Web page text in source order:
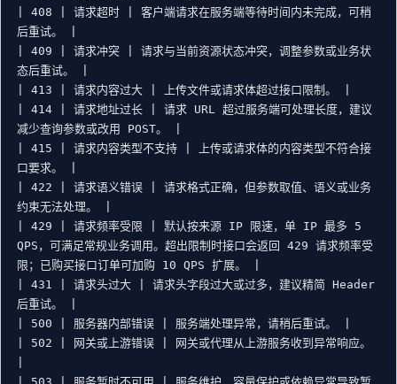
| 408 | 请求超时 | 客户端请求在服务端等待时间内未完成，可稍
后重试。 |
| 409 | 请求冲突 | 请求与当前资源状态冲突，调整参数或业务状
态后重试。 |
| 413 | 请求内容过大 | 上传文件或请求体超过接口限制。 |
| 414 | 请求地址过长 | 请求 URL 超过服务端可处理长度，建议
减少查询参数或改用 POST。 |
| 415 | 请求内容类型不支持 | 上传或请求体的内容类型不符合接
口要求。 |
| 422 | 请求语义错误 | 请求格式正确，但参数取值、语义或业务
约束无法处理。 |
| 429 | 请求频率受限 | 默认按来源 IP 限速，单 IP 最多 5
QPS，可满足常规业务调用。超出限制时接口会返回 429 请求频率受
限；已购买接口订单可加购 10 QPS 扩展。 |
| 431 | 请求头过大 | 请求头字段过大或过多，建议精简 Header
后重试。 |
| 500 | 服务器内部错误 | 服务端处理异常，请稍后重试。 |
| 502 | 网关或上游错误 | 网关或代理从上游服务收到异常响应。